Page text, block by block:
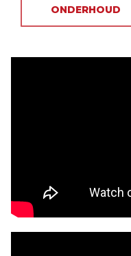
ONDERHOUD